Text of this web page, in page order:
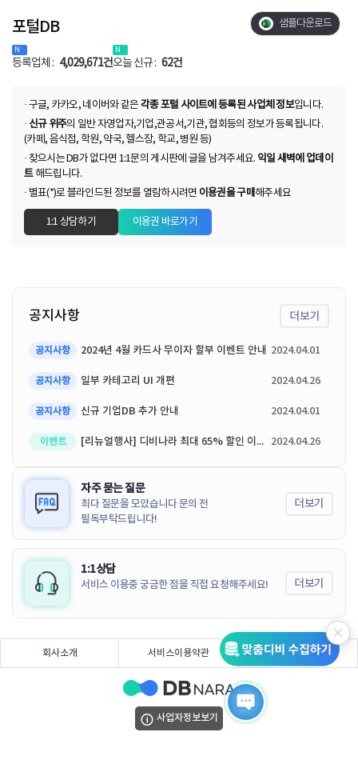
포털DB
N
등록업체 : 4,029,671건
N
오늘 신규 : 62건
샘플다운로드
· 구글, 카카오, 네이버와 같은 각종 포털 사이트에 등록된 사업체 정보입니다.
· 신규 위주의 일반 자영업자,기업,관공서,기관, 협회등의 정보가 등록됩니다.
(카페, 음식점, 학원, 약국, 헬스장, 학교, 병원 등)
· 찾으시는 DB가 없다면 1:1문의 게시판에 글을 남겨주세요. 익일 새벽에 업데이
트해드립니다.
· 별표(*)로 블라인드된 정보를 열람하시려면 이용권을 구매 해주세요
1:1 상담하기 이용권 바로가기
공지사항 더보기
공지사항 2024년 4월 카드사 무이자 할부 이벤트 안내 2024.04.01
공지사항 일부 카테고리 UI 개편 2024.04.26
공지사항 신규 기업DB 추가 안내 2024.04.01
이벤트 [리뉴얼행사] 디비나라 최대 65% 할인 이벤트 2024.04.26
자주 묻는 질문
최다 질문을 모았습니다 문의 전
필독부탁드립니다!
더보기
1:1상담
서비스 이용중 궁금한 점을 직접 요청해주세요! 더보기
회사소개 서비스이용약관 개인정보처리방침
사업자정보보기